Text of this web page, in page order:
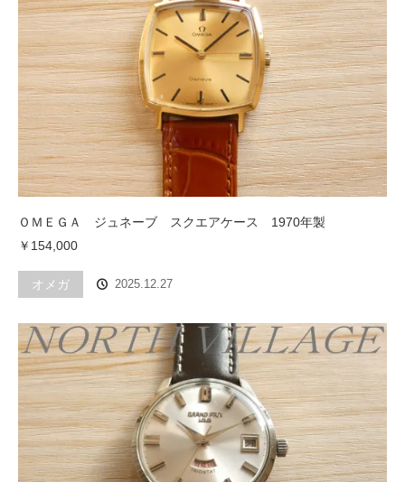
ＯＭＥＧＡ ジュネーブ スクエアケース 1970年製
￥154,000
オメガ 2025.12.27